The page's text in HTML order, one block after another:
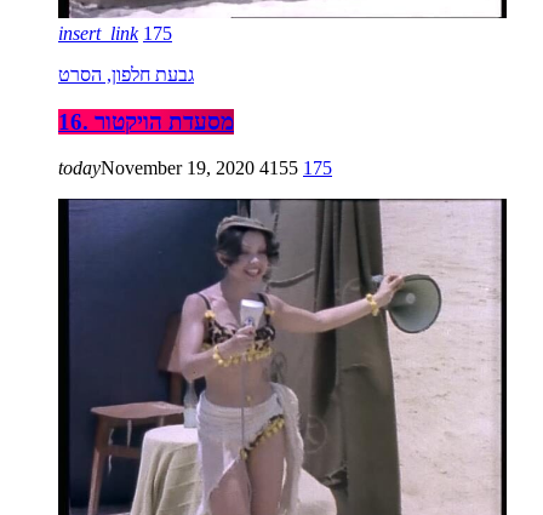
insert_link 175
גבעת חלפון, הסרט
16. מסעדת הויקטור
todayNovember 19, 2020 4155 175